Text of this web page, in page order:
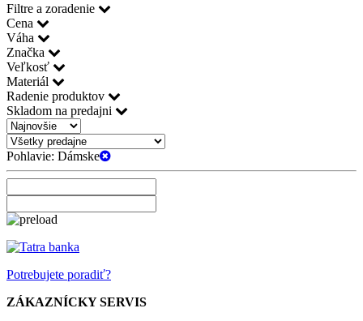
Filtre a zoradenie
Cena
Váha
Značka
Veľkosť
Materiál
Radenie produktov
Skladom na predajni
Pohlavie: Dámske
Potrebujete poradiť?
ZÁKAZNÍCKY SERVIS